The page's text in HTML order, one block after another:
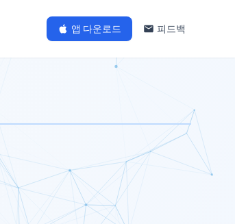
앱 다운로드 피드백